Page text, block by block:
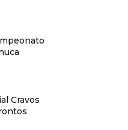
Cravos